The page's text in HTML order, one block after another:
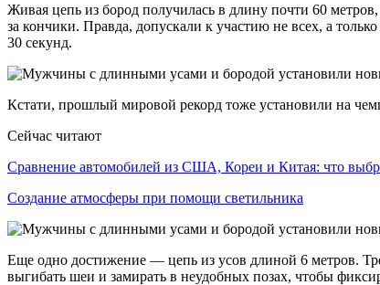
Живая цепь из бород получилась в длину почти 60
за кончики. Правда, допускали к участию не всех, а
30 секунд.
Кстати, прошлый мировой рекорд тоже установили на
Сейчас читают
Сравнение автомобилей из США, Кореи и Китая: что
Создание атмосферы при помощи светильника
Еще одно достижение — цепь из усов длиной 6 метров.
выгибать шеи и замирать в неудобных позах, чтобы